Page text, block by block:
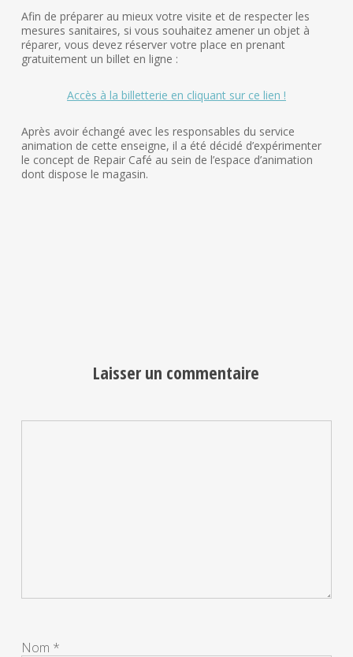
Afin de préparer au mieux votre visite et de respecter les
mesures sanitaires, si vous souhaitez amener un objet à
réparer, vous devez réserver votre place en prenant
gratuitement un billet en ligne :
Accès à la billetterie en cliquant sur ce lien !
Après avoir échangé avec les responsables du service
animation de cette enseigne, il a été décidé d’expérimenter
le concept de Repair Café au sein de l’espace d’animation
dont dispose le magasin.
Laisser un commentaire
Nom *